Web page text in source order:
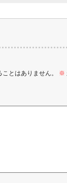
とはありません。 ※